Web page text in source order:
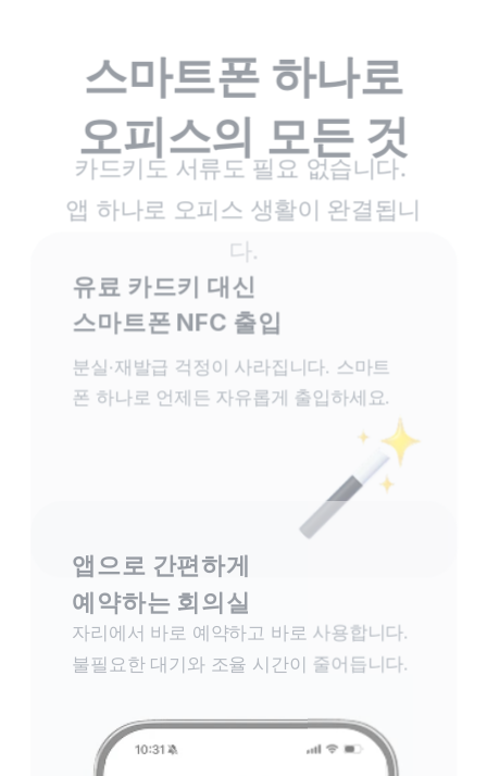
스마트폰 하나로
오피스의 모든 것
카드키도 서류도 필요 없습니다.
앱 하나로 오피스 생활이 완결됩니
다.
유료 카드키 대신
스마트폰 NFC 출입
분실·재발급 걱정이 사라집니다. 스마트
폰 하나로 언제든 자유롭게 출입하세요.
앱으로 간편하게
예약하는 회의실
자리에서 바로 예약하고 바로 사용합니다.
불필요한 대기와 조율 시간이 줄어듭니다.